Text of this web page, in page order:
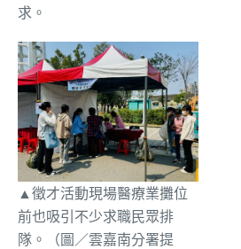
求。
▲徵才活動現場醫療業攤位
前也吸引不少求職民眾排
隊。（圖／雲嘉南分署提